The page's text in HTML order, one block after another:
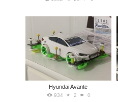
Hyundai Avante
934 2 0